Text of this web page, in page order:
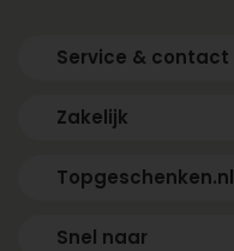
Service & contact
Zakelijk
Topgeschenken.nl
Snel naar